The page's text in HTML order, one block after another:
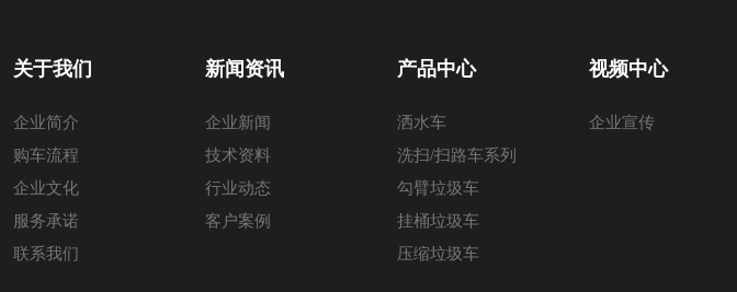
关于我们
企业简介
购车流程
企业文化
服务承诺
联系我们
新闻资讯
企业新闻
技术资料
行业动态
客户案例
产品中心
洒水车
洗扫/扫路车系列
勾臂垃圾车
挂桶垃圾车
压缩垃圾车
视频中心
企业宣传